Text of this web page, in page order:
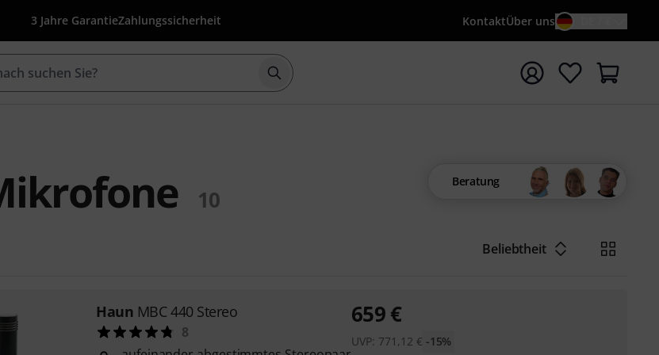
3 Jahre GarantieZahlungssicherheit KontaktÜber uns
Suche mit Suchwort {searchTerm} starten
10
Beratung
Beliebtheit
Haun MBC 440 Stereo
8
659 €
UVP: 771,12 € -15%